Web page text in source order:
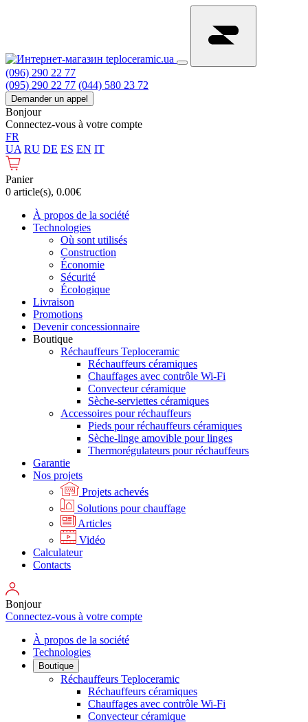
(096) 290 22 77
(095) 290 22 77 (044) 580 23 72
Demander un appel
Bonjour
Connectez-vous à votre compte
FR
UA RU DE ES EN IT
Panier
0 article(s), 0.00€
À propos de la société
Technologies
Où sont utilisés
Construction
Économie
Sécurité
Écologique
Livraison
Promotions
Devenir concessionnaire
Boutique
Réchauffeurs Teploceramic
Réchauffeurs céramiques
Chauffages avec contrôle Wi-Fi
Convecteur céramique
Sèche-serviettes céramiques
Accessoires pour réchauffeurs
Pieds pour réchauffeurs céramiques
Sèche-linge amovible pour linges
Thermorégulateurs pour réchauffeurs
Garantie
Nos projets
Projets achevés
Solutions pour chauffage
Articles
Vidéo
Calculateur
Contacts
Bonjour
Connectez-vous à votre compte
À propos de la société
Technologies
Boutique
Réchauffeurs Teploceramic
Réchauffeurs céramiques
Chauffages avec contrôle Wi-Fi
Convecteur céramique